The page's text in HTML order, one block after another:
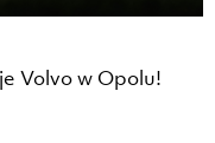
Volvo w Opolu!